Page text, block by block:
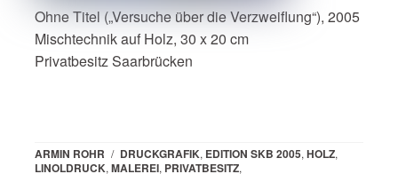
Ohne Titel („Versuche über die Verzweiflung“), 2005
Mischtechnik auf Holz, 30 x 20 cm
Privatbesitz Saarbrücken
ARMIN ROHR / DRUCKGRAFIK, EDITION SKB 2005, HOLZ,
LINOLDRUCK, MALEREI, PRIVATBESITZ,